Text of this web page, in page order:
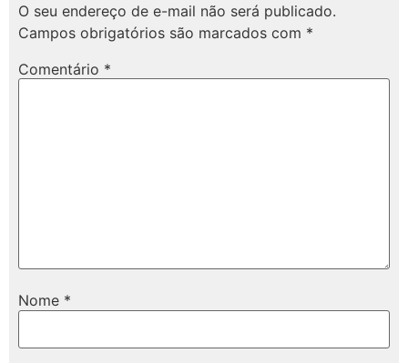
O seu endereço de e-mail não será publicado.
Campos obrigatórios são marcados com *
Comentário *
Nome *